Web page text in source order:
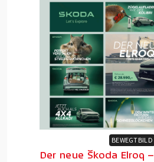
BEWEGTBILD
Der neue Škoda Elroq